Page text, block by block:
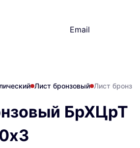
Email
Лист бронзовый Лист
БрХЦрТ